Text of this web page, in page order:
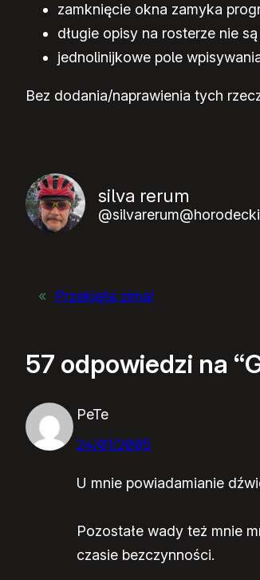
zamknięcie okna zamyka
długie opisy na rosterze nie
jednolinijkowe pole
Bez dodania/naprawienia tych
silva rerum
« Przeklęta zima!
57 odpowiedzi na
PeTe
24/01/2005
U mnie powiadamianie
Pozostałe wady też mnie
czasie bezczynności.